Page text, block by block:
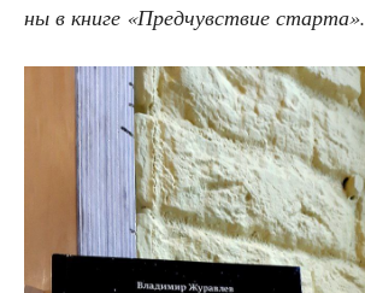
ны в кни­ге «Пред­чув­ствие старта».